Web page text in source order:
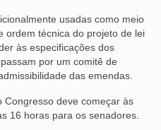
usadas como meio
ordem técnica do projeto de lei
às especificações dos
por um comitê de
das emendas.
Congresso deve começar às
16 horas para os senadores.